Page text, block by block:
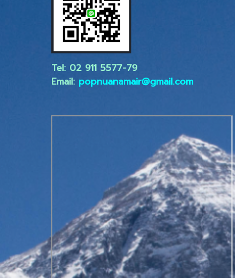
Tel: 02 ​911 5577-79
Email: popnuanamair@gmail.com